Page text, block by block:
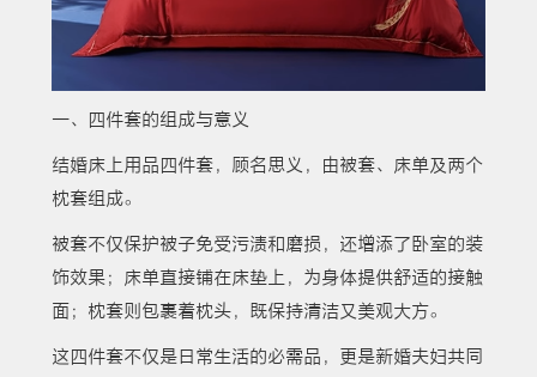
一、四件套的组成与意义
结婚床上用品四件套，顾名思义，由被套、床单及两个
枕套组成。
被套不仅保护被子免受污渍和磨损，还增添了卧室的装
饰效果；床单直接铺在床垫上，为身体提供舒适的接触
面；枕套则包裹着枕头，既保持清洁又美观大方。
这四件套不仅是日常生活的必需品，更是新婚夫妇共同